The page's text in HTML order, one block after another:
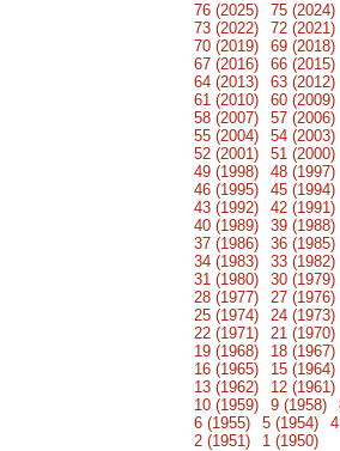
76 (2025) 75 (2024)
73 (2022)
72 (2021)
70 (2019)
69 (2018)
67 (2016)
66 (2015)
64 (2013)
63 (2012)
61 (2010)
60 (2009)
58 (2007)
57 (2006)
55 (2004)
54 (2003)
52 (2001)
51 (2000)
49 (1998)
48 (1997)
46 (1995)
45 (1994)
43 (1992)
42 (1991)
40 (1989)
39 (1988)
37 (1986)
36 (1985)
34 (1983)
33 (1982)
31 (1980)
30 (1979)
28 (1977)
27 (1976)
25 (1974)
24 (1973)
22 (1971)
21 (1970)
19 (1968)
18 (1967)
16 (1965)
15 (1964)
13 (1962)
12 (1961)
10 (1959)
9 (1958)
6 (1955)
5 (1954)
2 (1951)
1 (1950)